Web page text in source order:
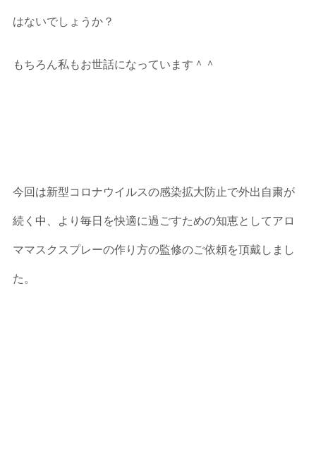
はないでしょうか？
もちろん私もお世話になっています＾＾
今回は新型コロナウイルスの感染拡大防止で外出自粛が
続く中、より毎日を快適に過ごすための知恵としてアロ
ママスクスプレーの作り方の監修のご依頼を頂戴しまし
た。